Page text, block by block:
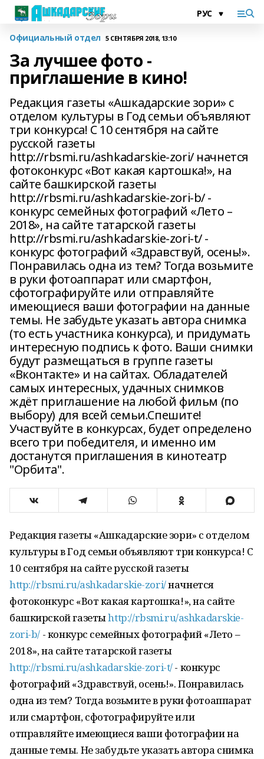
Официальный отдел 5 СЕНТЯБРЯ 2018, 13:10
За лучшее фото -
приглашение в кино!
Редакция газеты «Ашкадарские зори» с
отделом культуры в Год семьи объявляют
три конкурса! С 10 сентября на сайте
русской газеты
http://rbsmi.ru/ashkadarskie-zori/ начнется
фотоконкурс «Вот какая картошка!», на
сайте башкирской газеты
http://rbsmi.ru/ashkadarskie-zori-b/ -
конкурс семейных фотографий «Лето –
2018», на сайте татарской газеты
http://rbsmi.ru/ashkadarskie-zori-t/ -
конкурс фотографий «Здравствуй, осень!».
Понравилась одна из тем? Тогда возьмите
в руки фотоаппарат или смартфон,
сфотографируйте или отправляйте
имеющиеся ваши фотографии на данные
темы. Не забудьте указать автора снимка
(то есть участника конкурса), и придумать
интересную подпись к фото. Ваши снимки
будут размещаться в группе газеты
«Вконтакте» и на сайтах. Обладателей
самых интересных, удачных снимков
ждёт приглашение на любой фильм (по
выбору) для всей семьи.Спешите!
Участвуйте в конкурсах, будет определено
всего три победителя, и именно им
достанутся приглашения в кинотеатр
"Орбита".
Редакция газеты «Ашкадарские зори» с отделом
культуры в Год семьи объявляют три конкурса! С
10 сентября на сайте русской газеты
http://rbsmi.ru/ashkadarskie-zori/начнется
фотоконкурс «Вот какая картошка!», на сайте
башкирской газетыhttp://rbsmi.ru/ashkadarskie-
zori-b/ - конкурс семейных фотографий «Лето –
2018», на сайте татарской газеты
http://rbsmi.ru/ashkadarskie-zori-t/- конкурс
фотографий «Здравствуй, осень!». Понравилась
одна из тем? Тогда возьмите в руки фотоаппарат
или смартфон, сфотографируйте или
отправляйте имеющиеся ваши фотографии на
данные темы. Не забудьте указать автора снимка